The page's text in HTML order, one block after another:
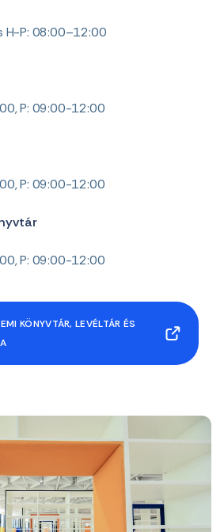
H-P: 08:00–12:00
P: 09:00-12:00
P: 09:00-12:00
P: 09:00-12:00
KÖNYVTÁR, LEVÉLTÁR ÉS